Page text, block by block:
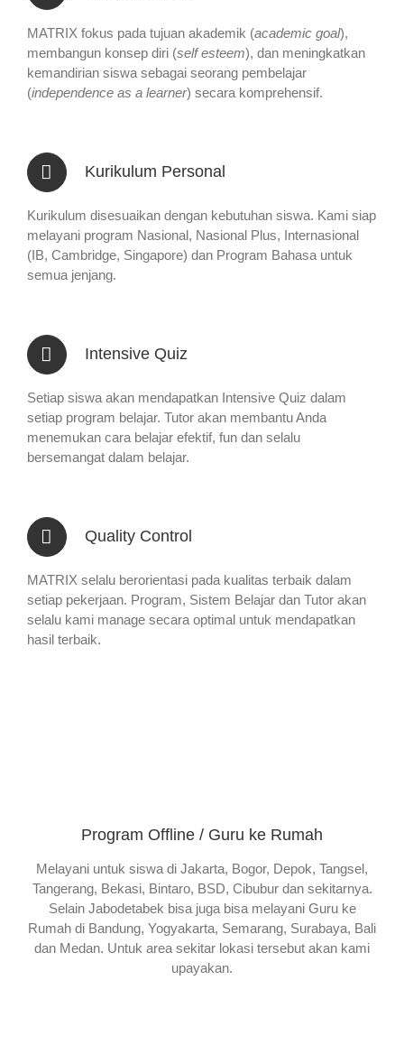
MATRIX fokus pada tujuan akademik (academic goal),
membangun konsep diri (self esteem), dan meningkatkan
kemandirian siswa sebagai seorang pembelajar
(independence as a learner) secara komprehensif.
Kurikulum Personal
Kurikulum disesuaikan dengan kebutuhan siswa. Kami siap
melayani program Nasional, Nasional Plus, Internasional
(IB, Cambridge, Singapore) dan Program Bahasa untuk
semua jenjang.
Intensive Quiz
Setiap siswa akan mendapatkan Intensive Quiz dalam
setiap program belajar. Tutor akan membantu Anda
menemukan cara belajar efektif, fun dan selalu
bersemangat dalam belajar.
Quality Control
MATRIX selalu berorientasi pada kualitas terbaik dalam
setiap pekerjaan. Program, Sistem Belajar dan Tutor akan
selalu kami manage secara optimal untuk mendapatkan
hasil terbaik.
Program Offline / Guru ke Rumah
Melayani untuk siswa di Jakarta, Bogor, Depok, Tangsel,
Tangerang, Bekasi, Bintaro, BSD, Cibubur dan sekitarnya.
Selain Jabodetabek bisa juga bisa melayani Guru ke
Rumah di Bandung, Yogyakarta, Semarang, Surabaya, Bali
dan Medan. Untuk area sekitar lokasi tersebut akan kami
upayakan.